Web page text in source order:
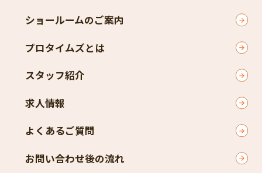
ショールームのご案内
プロタイムズとは
スタッフ紹介
求人情報
よくあるご質問
お問い合わせ後の流れ